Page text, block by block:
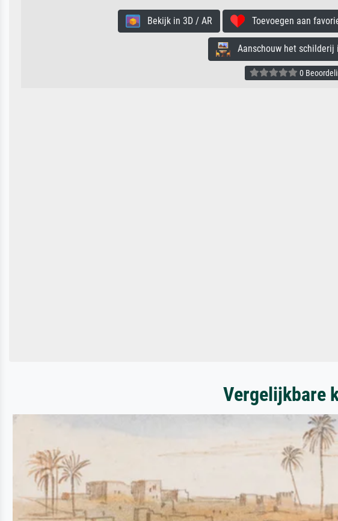
Bekijk in 3D / AR Toevoegen aan
Aanschouw het schilderij
0
Vergelijkbare